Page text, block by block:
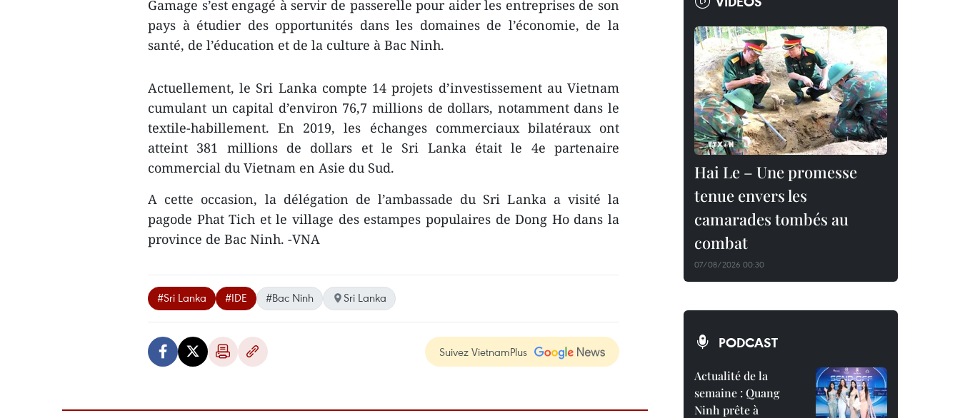
Gamage s’est engagé à servir de passerelle pour aider les entreprises de son
pays à étudier des opportunités dans les domaines de l’économie, de la
santé, de l’éducation et de la culture à Bac Ninh.
Actuellement, le Sri Lanka compte 14 projets d’investissement au Vietnam
cumulant un capital d’environ 76,7 millions de dollars, notamment dans le
textile-habillement. En 2019, les échanges commerciaux bilatéraux ont
atteint 381 millions de dollars et le Sri Lanka était le 4e partenaire
commercial du Vietnam en Asie du Sud.
A cette occasion, la délégation de l’ambassade du Sri Lanka a visité la
pagode Phat Tich et le village des estampes populaires de Dong Ho dans la
province de Bac Ninh. -VNA
#Sri Lanka #IDE #Bac Ninh Sri Lanka
Suivez VietnamPlus
Hai Le – Une promesse
tenue envers les
camarades tombés au
combat
07/08/2026 00:30
PODCAST
Actualité de la
semaine : Quang
Ninh prête à